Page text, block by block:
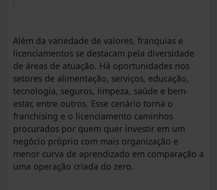
Além da variedade de valores, franquias e
licenciamentos se destacam pela diversidade
de áreas de atuação. Há oportunidades nos
setores de alimentação, serviços, educação,
tecnologia, seguros, limpeza, saúde e bem-
estar, entre outros. Esse cenário torna o
franchising e o licenciamento caminhos
procurados por quem quer investir em um
negócio próprio com mais organização e
menor curva de aprendizado em comparação a
uma operação criada do zero.